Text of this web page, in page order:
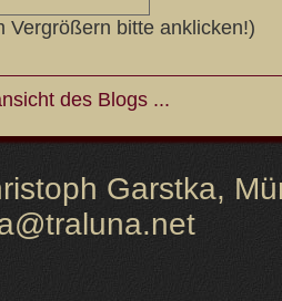
Vergrößern bitte anklicken!)
des Blogs ...
Garstka,